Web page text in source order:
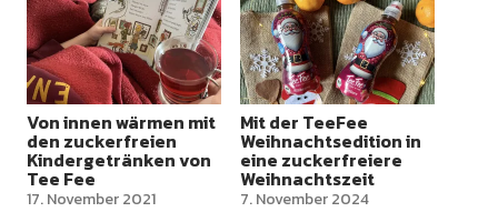
Von innen wärmen mit
den zuckerfreien
Kindergetränken von
Tee Fee
17. November 2021
Mit der TeeFee
Weihnachtsedition in
eine zuckerfreiere
Weihnachtszeit
7. November 2024